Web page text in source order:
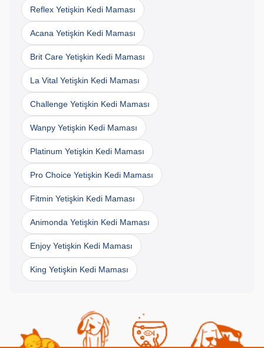
Reflex Yetişkin Kedi Maması
Acana Yetişkin Kedi Maması
Brit Care Yetişkin Kedi Maması
La Vital Yetişkin Kedi Maması
Challenge Yetişkin Kedi Maması
Wanpy Yetişkin Kedi Maması
Platinum Yetişkin Kedi Maması
Pro Choice Yetişkin Kedi Maması
Fitmin Yetişkin Kedi Maması
Animonda Yetişkin Kedi Maması
Enjoy Yetişkin Kedi Maması
King Yetişkin Kedi Maması